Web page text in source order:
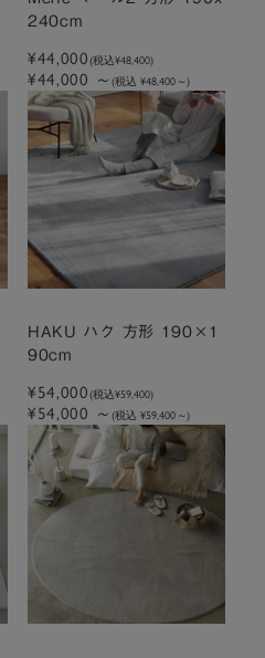
240cm
¥44,000(税込¥48,400)
¥44,000 ～ (税込 ¥48,400～)
HAKU ハク 方形 190×1
90cm
¥54,000(税込¥59,400)
¥54,000 ～ (税込 ¥59,400～)